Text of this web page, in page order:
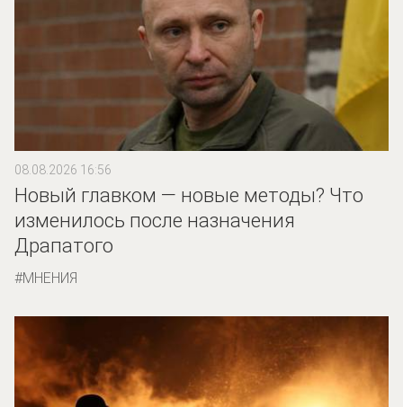
08.08.2026 16:56
Новый главком — новые методы? Что
изменилось после назначения
Драпатого
МНЕНИЯ